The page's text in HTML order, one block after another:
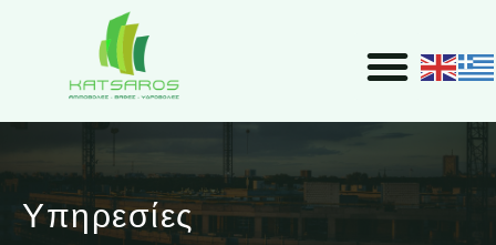
Υπηρεσίες